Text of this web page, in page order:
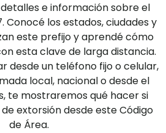
e información sobre el
Conocé los estados, ciudades y
este prefijo y aprendé cómo
esta clave de larga distancia.
desde un teléfono fijo o celular,
local, nacional o desde el
te mostraremos qué hacer si
extorsión desde este Código
de Área.